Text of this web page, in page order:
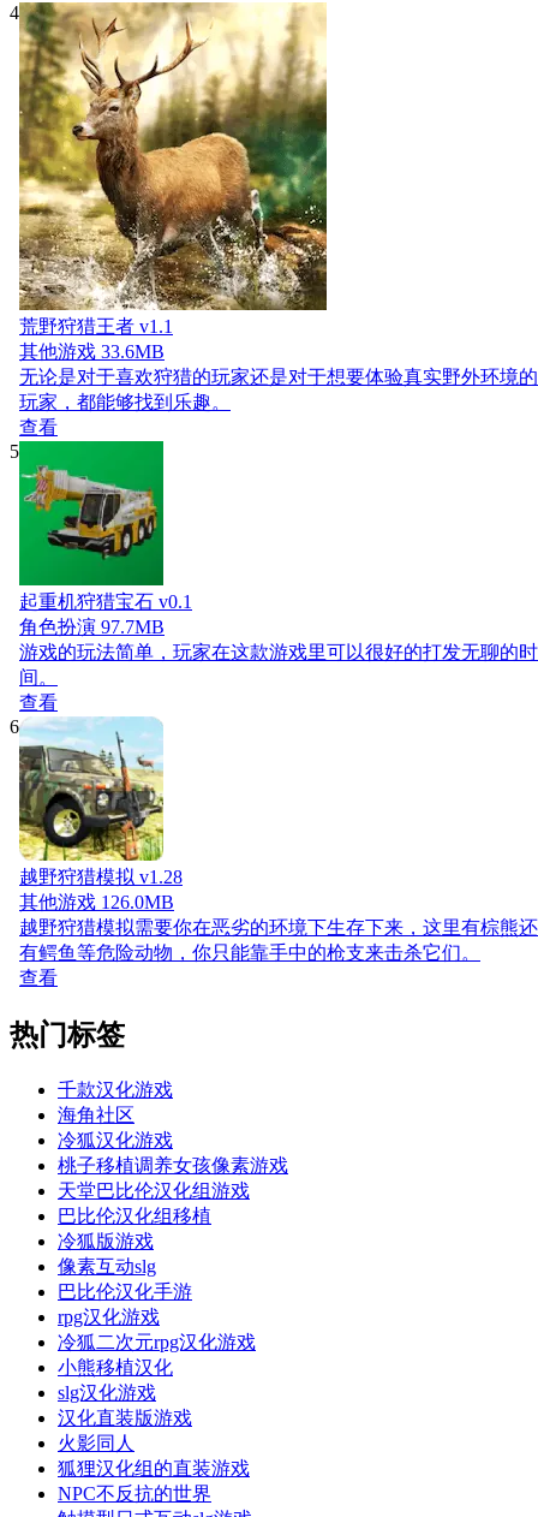
4
荒野狩猎王者 v1.1
其他游戏 33.6MB
无论是对于喜欢狩猎的玩家还是对于想要体验真实野外环境的
玩家，都能够找到乐趣。
查看
5
起重机狩猎宝石 v0.1
角色扮演 97.7MB
游戏的玩法简单，玩家在这款游戏里可以很好的打发无聊的时
间。
查看
6
越野狩猎模拟 v1.28
其他游戏 126.0MB
越野狩猎模拟需要你在恶劣的环境下生存下来，这里有棕熊还
有鳄鱼等危险动物，你只能靠手中的枪支来击杀它们。
查看
热门标签
千款汉化游戏
海角社区
冷狐汉化游戏
桃子移植调养女孩像素游戏
天堂巴比伦汉化组游戏
巴比伦汉化组移植
冷狐版游戏
像素互动slg
巴比伦汉化手游
rpg汉化游戏
冷狐二次元rpg汉化游戏
小熊移植汉化
slg汉化游戏
汉化直装版游戏
火影同人
狐狸汉化组的直装游戏
NPC不反抗的世界